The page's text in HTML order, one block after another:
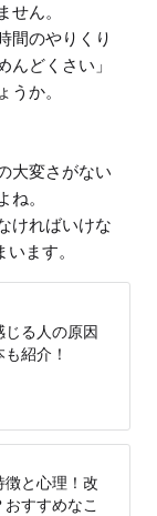
ん。
間のやりくり
どくさい」
か。
大変さがない
。
ければいけな
ます。
じる人の原因
紹介！
と心理！改
すすめなこ